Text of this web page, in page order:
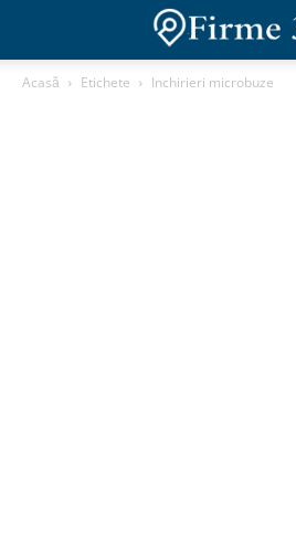
Acasă Etichete Inchirieri microbuze